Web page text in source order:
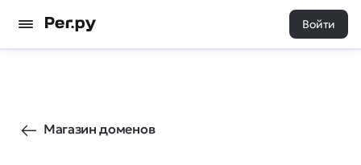
Войти
Магазин доменов
0 0